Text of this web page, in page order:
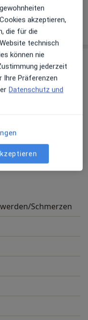
Schmerzen
akzeptieren,
die für die
technisch
können nie
jederzeit
Ihre Präferenzen
Datenschutz und